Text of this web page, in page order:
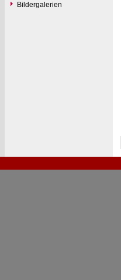
Bildergalerien